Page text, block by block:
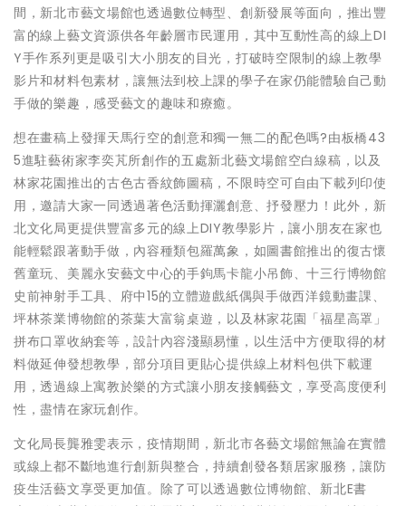
間，新北市藝文場館也透過數位轉型、創新發展等面向，推出豐
富的線上藝文資源供各年齡層市民運用，其中互動性高的線上DI
Y手作系列更是吸引大小朋友的目光，打破時空限制的線上教學
影片和材料包素材，讓無法到校上課的學子在家仍能體驗自己動
手做的樂趣，感受藝文的趣味和療癒。
想在畫稿上發揮天馬行空的創意和獨一無二的配色嗎?由板橋43
5進駐藝術家李奕芃所創作的五處新北藝文場館空白線稿，以及
林家花園推出的古色古香紋飾圖稿，不限時空可自由下載列印使
用，邀請大家一同透過著色活動揮灑創意、抒發壓力！此外，新
北文化局更提供豐富多元的線上DIY教學影片，讓小朋友在家也
能輕鬆跟著動手做，內容種類包羅萬象，如圖書館推出的復古懷
舊童玩、美麗永安藝文中心的手鉤馬卡龍小吊飾、十三行博物館
史前神射手工具、府中15的立體遊戲紙偶與手做西洋鏡動畫課、
坪林茶業博物館的茶葉大富翁桌遊，以及林家花園「福星高罩」
拼布口罩收納套等，設計內容淺顯易懂，以生活中方便取得的材
料做延伸發想教學，部分項目更貼心提供線上材料包供下載運
用，透過線上寓教於樂的方式讓小朋友接觸藝文，享受高度便利
性，盡情在家玩創作。
文化局長龔雅雯表示，疫情期間，新北市各藝文場館無論在實體
或線上都不斷地進行創新與整合，持續創發各類居家服務，讓防
疫生活藝文享受更加值。除了可以透過數位博物館、新北E書